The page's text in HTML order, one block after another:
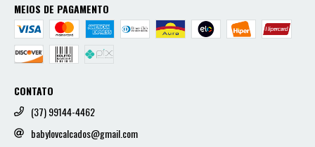
MEIOS DE PAGAMENTO
CONTATO
(37) 99144-4462
babylovcalcados@gmail.com